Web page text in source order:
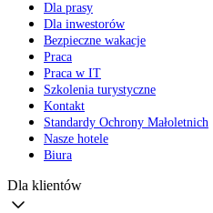
Dla prasy
Dla inwestorów
Bezpieczne wakacje
Praca
Praca w IT
Szkolenia turystyczne
Kontakt
Standardy Ochrony Małoletnich
Nasze hotele
Biura
Dla klientów